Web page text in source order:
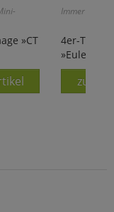
»CT
Immer ein
4er-
»Eulen«
zum